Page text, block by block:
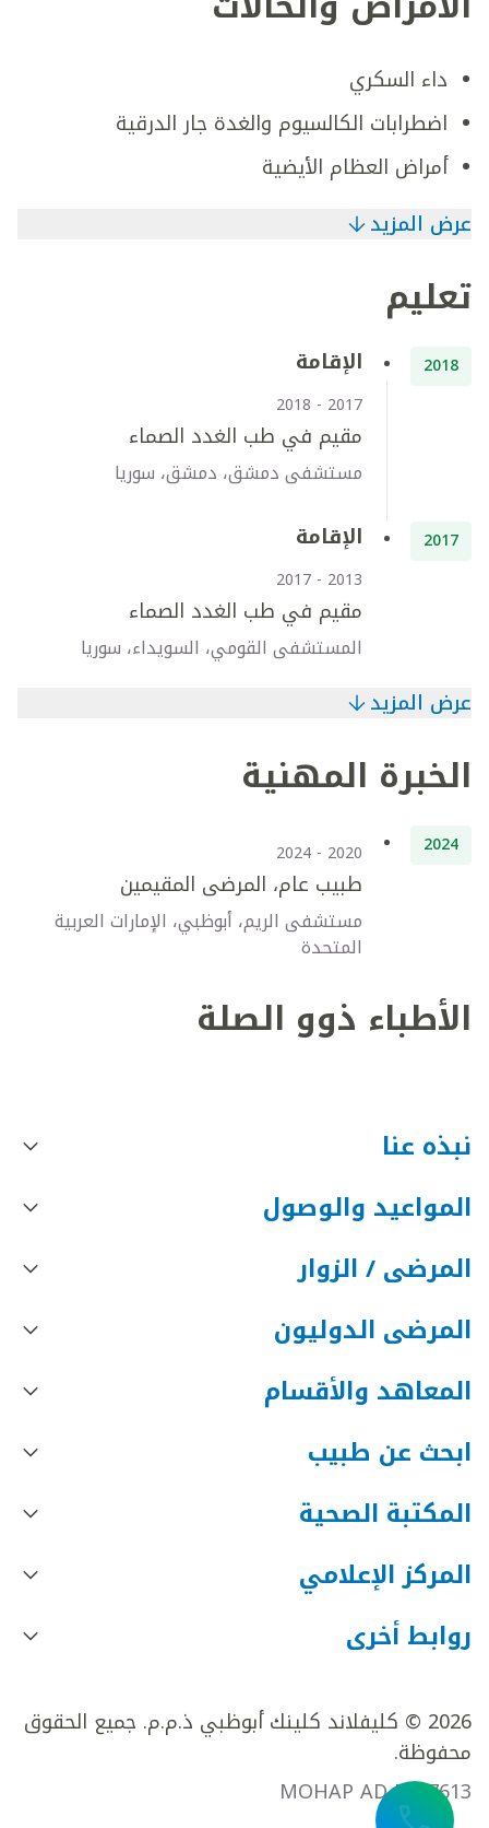
داء السكري
اضطرابات الكالسيوم والغدة جار الدرقية
أمراض العظام الأيضية
عرض المزيد
تعليم
2018 الإقامة
2017 - 2018
مقيم في طب الغدد الصماء
مستشفى دمشق، دمشق، سوريا
2017 الإقامة
2013 - 2017
مقيم في طب الغدد الصماء
المستشفى القومي، السويداء، سوريا
عرض المزيد
الخبرة المهنية
2024
2020 - 2024
طبيب عام، المرضى المقيمين
مستشفى الريم، أبوظبي، الإمارات العربية
المتحدة
الأطباء ذوو الصلة
نبذه عنا
المواعيد والوصول
المرضى / الزوار
المرضى الدوليون
المعاهد والأقسام
ابحث عن طبيب
المكتبة الصحية
المركز الإعلامي
روابط أخرى
2026 © كليفلاند كلينك أبوظبي ذ.م.م. جميع الحقوق
محفوظة.
MOHAP AD FR27613